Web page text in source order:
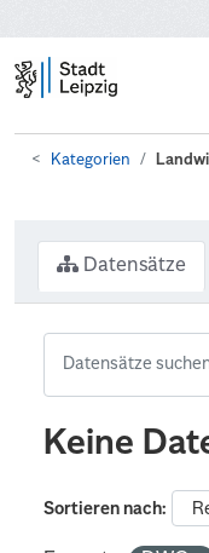
Kategorien
Datensätze
Keine
Sortieren nach